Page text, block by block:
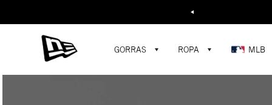
Buscar...
GORRAS ROPA MLB